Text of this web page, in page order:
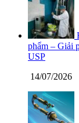
phẩm – Giải
USP
14/07/2026